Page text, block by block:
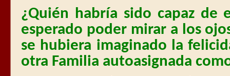
¿Quién habría sido capaz de
esperado poder mirar a los
se hubiera imaginado la
otra Familia autoasignada